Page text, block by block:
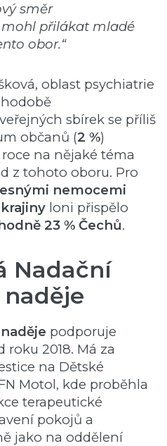
směr
přilákat mladé
obor.“
oblast psychiatrie
sbírek se příliš
občanů (2 %)
na nějaké téma
z tohoto oboru. Pro
nemocemi
loni přispělo
23 % Čechů.
Nadační
podporuje
2018. Má za
na Dětské
Motol, kde proběhla
terapeutické
pokojů a
jako na oddělení